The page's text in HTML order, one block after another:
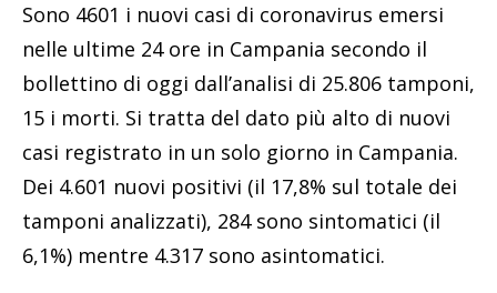
Sono 4601 i nuovi casi di coronavirus emersi
nelle ultime 24 ore in Campania secondo il
bollettino di oggi dall’analisi di 25.806 tamponi,
15 i morti. Si tratta del dato più alto di nuovi
casi registrato in un solo giorno in Campania.
Dei 4.601 nuovi positivi (il 17,8% sul totale dei
tamponi analizzati), 284 sono sintomatici (il
6,1%) mentre 4.317 sono asintomatici.